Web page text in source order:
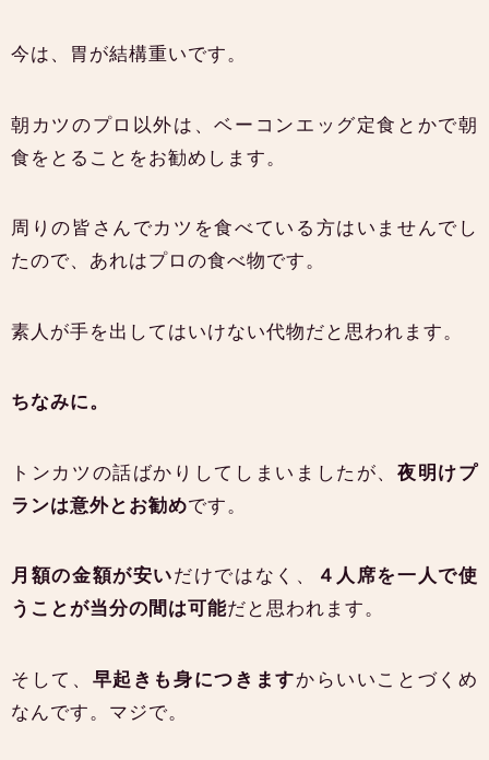
今は、胃が結構重いです。
朝カツのプロ以外は、ベーコンエッグ定食とかで朝
食をとることをお勧めします。
周りの皆さんでカツを食べている方はいませんでし
たので、あれはプロの食べ物です。
素人が手を出してはいけない代物だと思われます。
ちなみに。
トンカツの話ばかりしてしまいましたが、夜明けプ
ランは意外とお勧めです。
月額の金額が安いだけではなく、
４人席を一人で使
うことが当分の間は可能だと思われます。
そして、 早起きも身につきますからいいことづくめ
なんです。マジで。